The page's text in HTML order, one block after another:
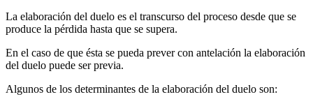
La elaboración del duelo es el transcurso del proceso desde que se
produce la pérdida hasta que se supera.
En el caso de que ésta se pueda prever con antelación la elaboración
del duelo puede ser previa.
Algunos de los determinantes de la elaboración del duelo son: